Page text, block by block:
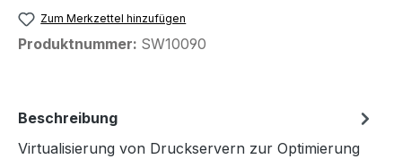
Zum Merkzettel hinzufügen
Produktnummer: SW10090
Beschreibung
Virtualisierung von Druckservern zur Optimierung